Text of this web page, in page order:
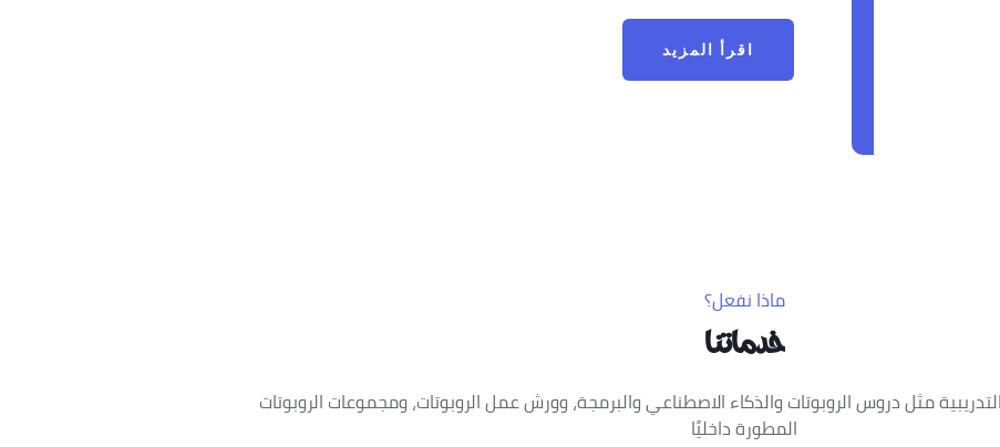
اقرأ المزيد
ماذا نفعل؟
خدماتنا
مثل دروس الروبوتات والذكاء الاصطناعي والبرمجة، وورش عمل الروبوتات، ومجموعات الروبوتات
المطورة داخليًا